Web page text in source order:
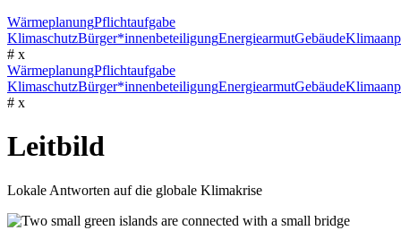
WärmeplanungPflichtaufgabe
KlimaschutzBürger*innenbeteiligungEnergiearmutGebäude
# x
WärmeplanungPflichtaufgabe
KlimaschutzBürger*innenbeteiligungEnergiearmutGebäude
# x
Leitbild
Lokale Antworten auf die globale Klimakrise